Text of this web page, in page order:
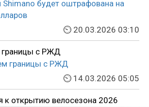
⏲ 20.03.2026 03:10
с РЖД
⏲ 14.03.2026 05:05
к открытию велосезона 2026